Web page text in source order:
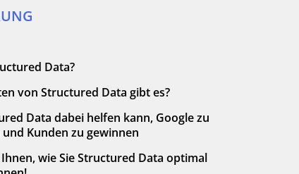
FÜR IHR
Data?
von Structured Data gibt es?
Data dabei helfen kann, Google zu
Kunden zu gewinnen
wie Sie Structured Data optimal